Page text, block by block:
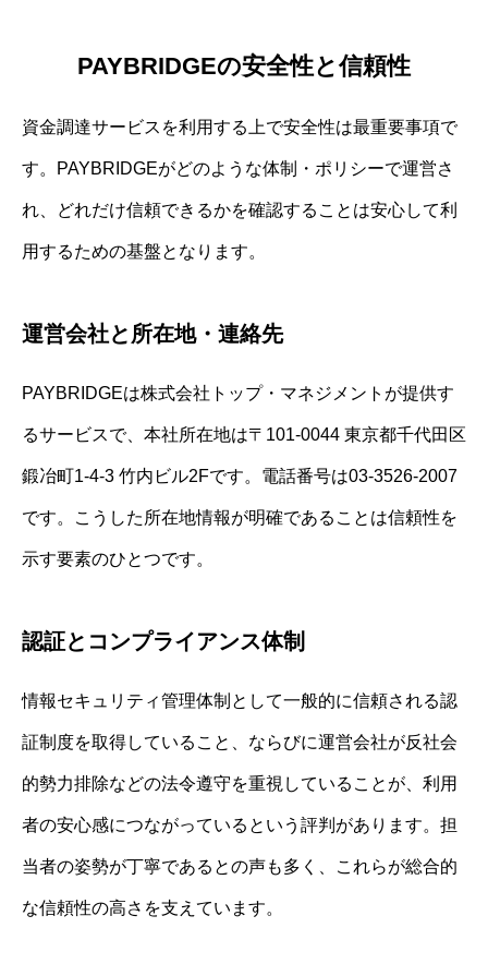
PAYBRIDGEの安全性と信頼性
資金調達サービスを利用する上で安全性は最重要事項で
す。PAYBRIDGEがどのような体制・ポリシーで運営さ
れ、どれだけ信頼できるかを確認することは安心して利
用するための基盤となります。
運営会社と所在地・連絡先
PAYBRIDGEは株式会社トップ・マネジメントが提供す
るサービスで、本社所在地は〒101-0044 東京都千代田区
鍛冶町1-4-3 竹内ビル2Fです。電話番号は03-3526-2007
です。こうした所在地情報が明確であることは信頼性を
示す要素のひとつです。
認証とコンプライアンス体制
情報セキュリティ管理体制として一般的に信頼される認
証制度を取得していること、ならびに運営会社が反社会
的勢力排除などの法令遵守を重視していることが、利用
者の安心感につながっているという評判があります。担
当者の姿勢が丁寧であるとの声も多く、これらが総合的
な信頼性の高さを支えています。